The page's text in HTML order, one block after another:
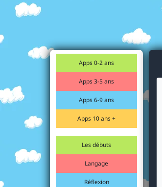
Apps 0-2 ans
Apps 3-5 ans
Apps 6-9 ans
Apps 10 ans +
Les débuts
Langage
Réflexion